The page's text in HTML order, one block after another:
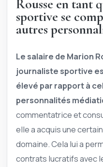
Rousse en tant
sportive se
autres
Le salaire de Marion
journaliste sportive
élevé par rapport à
personnalités
commentatrice et
elle a acquis une
domaine. Cela lui a
contrats lucratifs avec